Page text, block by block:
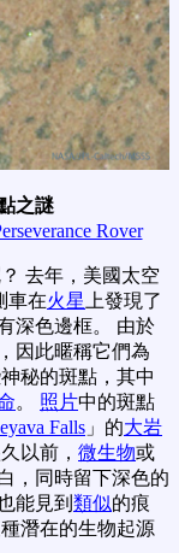
之謎
Rover
去年，美國太空
車在火星 上發現了
深色邊框。 由於
因此暱稱它們為
秘的斑點，其中
。 照片中的斑點
Falls 」的大岩
以前， 微生物或
，同時留下深色的
能見到 類似的痕
潛在的生物起源